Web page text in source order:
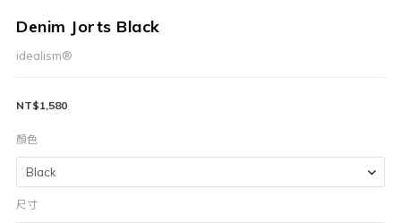
Denim Jorts Black
idealism®
NT$1,580
顏色
尺寸